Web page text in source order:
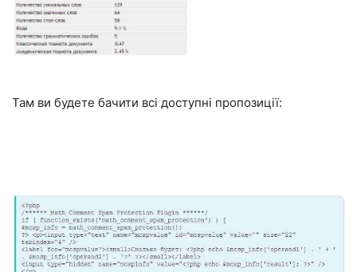
Там ви будете бачити всі доступні пропозиції: